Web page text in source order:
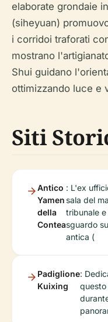
elaborate grondaie
(siheyuan)
i corridoi traforati
mostrano
Shui guidano
ottimizzando luce e
Siti
Antico
Yamen
della
Contea
: L'ex
sala del
tribunale
sguardo
antica (
Padiglione
Kuixing
: